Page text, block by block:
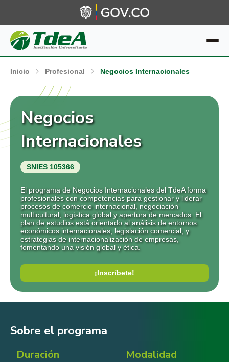
Inicio Profesional Negocios Internacionales
Negocios
Internacionales
SNIES 105366
El programa de Negocios Internacionales del TdeA forma
profesionales con competencias para gestionar y liderar
procesos de comercio internacional, negociación
multicultural, logística global y apertura de mercados. El
plan de estudios está orientado al análisis de entornos
económicos internacionales, legislación comercial, y
estrategias de internacionalización de empresas,
fomentando una visión global y ética.
¡Inscríbete!
Sobre el programa
Duración Modalidad